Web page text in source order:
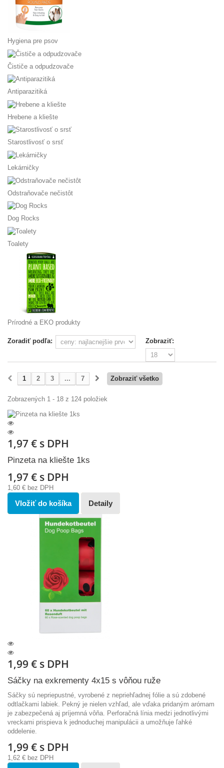
Hygiena pre psov
Čističe a odpudzovače
Antiparazitiká
Hrebene a kliešte
Starostlivosť o srsť
Lekárničky
Odstraňovače nečistôt
Dog Rocks
Toalety
Prírodné a EKO produkty
Zoradiť podľa: Zobraziť:
Zobraziť všetko
1 2 3 ... 7
Zobrazených 1 - 18 z 124 položiek
1,97 € s DPH
Pinzeta na kliešte 1ks
1,97 € s DPH
1,60 € bez DPH
Vložiť do košíka Detaily
1,99 € s DPH
Sáčky na exkrementy 4x15 s vôňou ruže
Sáčky sú nepriepustné, vyrobené z nepriehľadnej fólie a sú zdobené
odtlačkami labiek. Pekný je nielen vzhľad, ale vďaka pridaným arómam
je zabezpečená aj príjemná vôňa. Perforačná línia medzi jednotlivými
vreckami prispieva k jednoduchej manipulácii a umožňuje ľahké
oddelenie.
1,99 € s DPH
1,62 € bez DPH